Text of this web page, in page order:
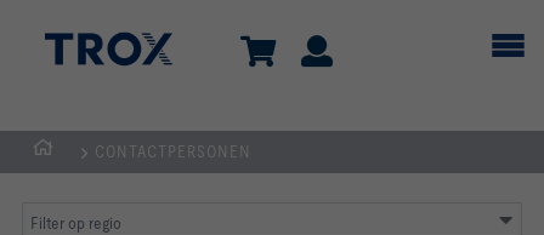
Homepage
CONTACTPERSONEN
Filter op regio